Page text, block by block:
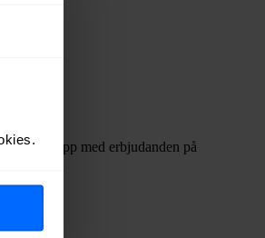
dykt upp med erbjudanden på